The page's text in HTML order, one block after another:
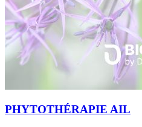
PHYTOTHÉRAPIE AIL